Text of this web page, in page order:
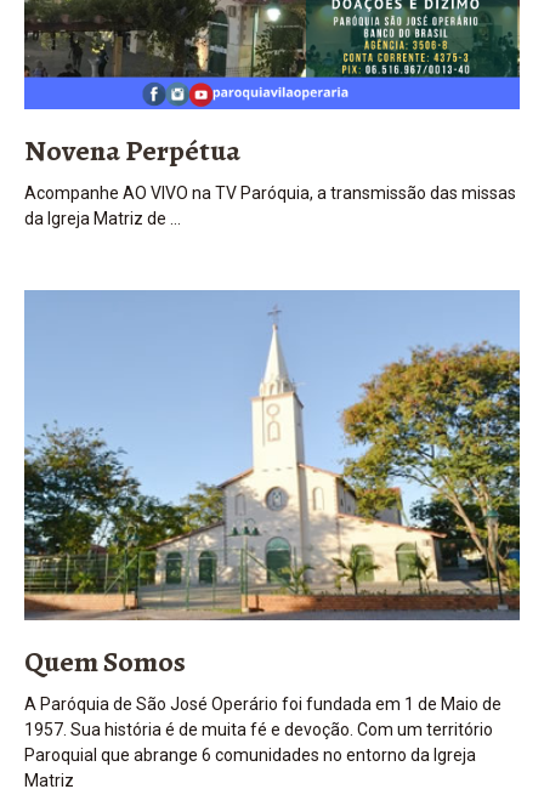
Novena Perpétua
Acompanhe AO VIVO na TV Paróquia, a transmissão das missas
da Igreja Matriz de …
Quem Somos
A Paróquia de São José Operário foi fundada em 1 de Maio de
1957. Sua história é de muita fé e devoção. Com um território
Paroquial que abrange 6 comunidades no entorno da Igreja
Matriz